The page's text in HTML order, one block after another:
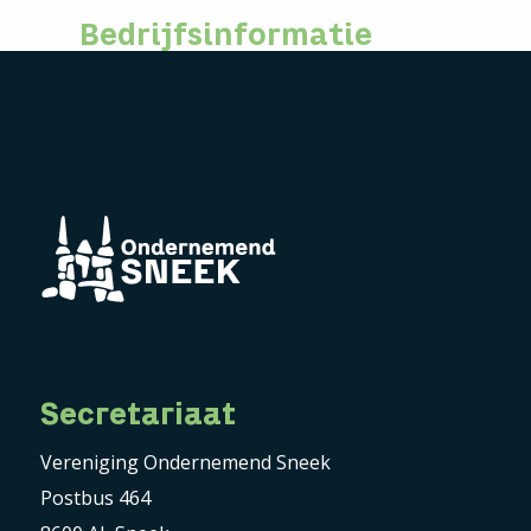
Bedrijfsinformatie
Secretariaat
Vereniging Ondernemend Sneek
Postbus 464